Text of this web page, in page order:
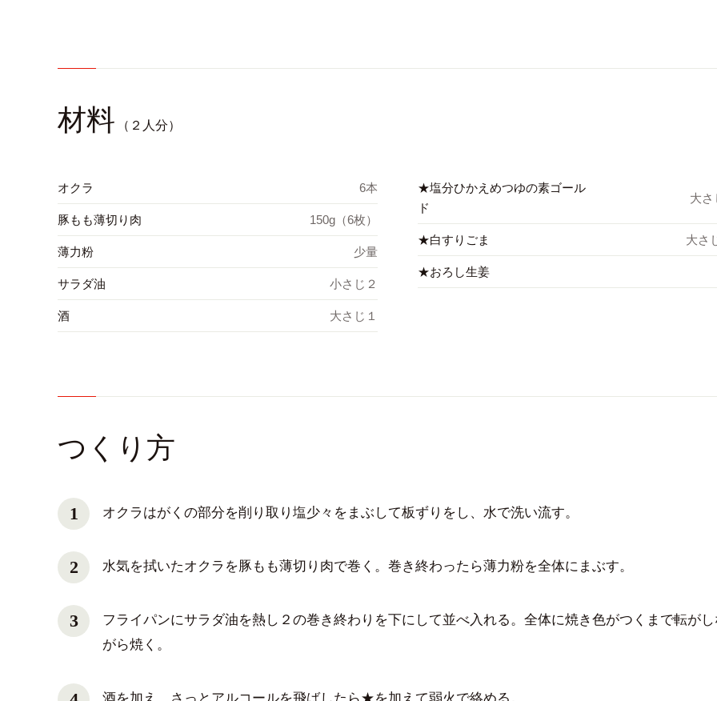
材料 （２人分）
オクラ 6本
豚もも薄切り肉 150g（6枚）
薄力粉 少量
サラダ油 小さじ２
酒 大さじ１
★塩分ひかえめつゆの素ゴール
ド
大さ
★白すりごま 大さ
★おろし生姜
つくり方
オクラはがくの部分を削り取り塩少々をまぶして板ずりをし、水で洗い流す。
水気を拭いたオクラを豚もも薄切り肉で巻く。巻き終わったら薄力粉を全体にまぶす。
フライパンにサラダ油を熱し２の巻き終わりを下にして並べ入れる。全体に焼き色がつくまで転が
がら焼く。